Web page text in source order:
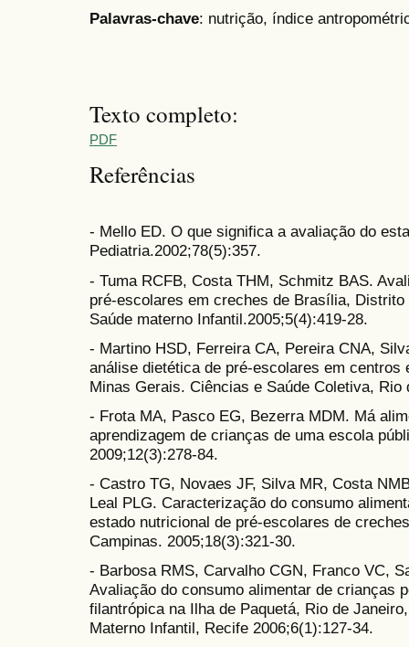
Palavras-chave: nutrição, índice
Texto completo:
PDF
Referências
- Mello ED. O que significa a avaliação do
Pediatria.2002;78(5):357.
- Tuma RCFB, Costa THM, Schmitz BAS.
pré-escolares em creches de Brasília,
Saúde materno Infantil.2005;5(4):419-28.
- Martino HSD, Ferreira CA, Pereira CNA,
análise dietética de pré-escolares em
Minas Gerais. Ciências e Saúde Coletiva, Rio
- Frota MA, Pasco EG, Bezerra MDM. Má
aprendizagem de crianças de uma escola
2009;12(3):278-84.
- Castro TG, Novaes JF, Silva MR, Costa
Leal PLG. Caracterização do consumo
estado nutricional de pré-escolares de
Campinas. 2005;18(3):321-30.
- Barbosa RMS, Carvalho CGN, Franco VC,
Avaliação do consumo alimentar de crianças
filantrópica na Ilha de Paquetá, Rio de
Materno Infantil, Recife 2006;6(1):127-34.